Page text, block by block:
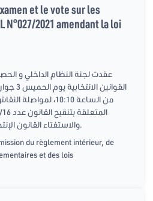
et le vote sur les
N°027/2021 amendant la loi
عقدت لجنة النظام الداخلي و
من الساعة 10:10،
والاستفتاء القانون الإنتخابي، وذلك بحضور 7 نواب.
du règlement intérieur, de
et des lois